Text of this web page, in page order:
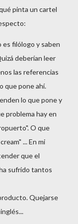
pinta un cartel
es filólogo y saben
deberían leer
las referencias
que pone ahí.
lo que pone y
problema hay en
O que
... En mi
que el
sufrido tantos
Quejarse